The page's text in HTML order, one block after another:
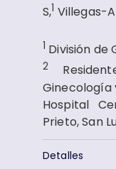
S,1 Villegas-
1 División de
2
Ginecología
Hospital
Prieto, San
Detalles